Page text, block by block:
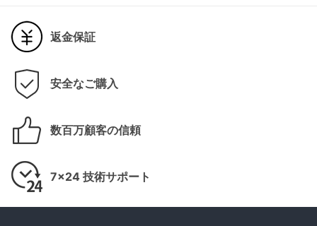
返金保証
安全なご購入
数百万顧客の信頼
7x24 技術サポート